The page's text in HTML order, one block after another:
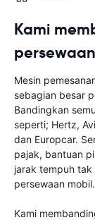
Kami
Mesin
sebagian besar
Bandingkan
seperti; Hertz,
dan Europcar.
pajak, bantuan
jarak tempuh
persewaan mobil.
Kami